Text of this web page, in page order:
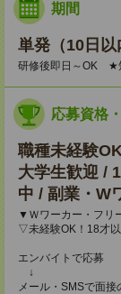
期間
単発（10日以
研修後即日～OK ★
応募資格
職種未経験
大学生歓迎 /
中 / 副業・W
▼Ｗワーカー・フリ
▽未経験OK！18才以
エンバイトで応募
↓
メール・SMSで面接